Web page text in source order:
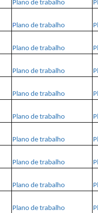
Plano de trabalho
Plano de trabalho
Plano de trabalho
Plano de trabalho
Plano de trabalho
Plano de trabalho
Plano de trabalho
Plano de trabalho
Plano de trabalho
Plano de trabalho